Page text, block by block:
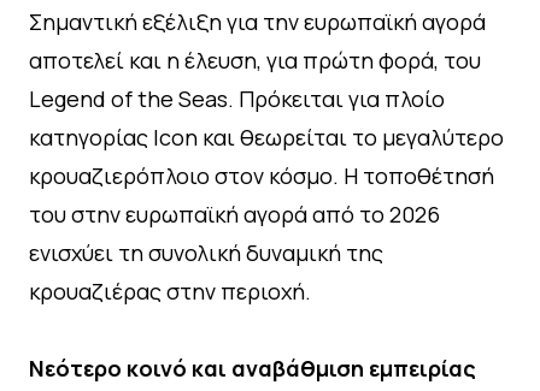
Σημαντική εξέλιξη για την ευρωπαϊκή αγορά
αποτελεί και η έλευση, για πρώτη φορά, του
Legend of the Seas. Πρόκειται για πλοίο
κατηγορίας Icon και θεωρείται το μεγαλύτερο
κρουαζιερόπλοιο στον κόσμο. Η τοποθέτησή
του στην ευρωπαϊκή αγορά από το 2026
ενισχύει τη συνολική δυναμική της
κρουαζιέρας στην περιοχή.
Νεότερο κοινό και αναβάθμιση εμπειρίας